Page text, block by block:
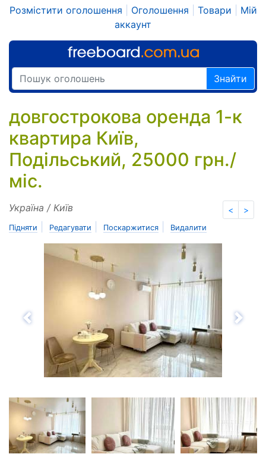
Розмістити оголошення Оголошення Товари
Мій
аккаунт
Знайти
довгострокова оренда 1-к
квартира Київ,
Подільський, 25000 грн./
міс.
< >
Україна / Київ
Підняти Редагувати Поскаржитися Видалити
Назад